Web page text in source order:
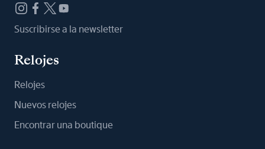
Suscribirse a la newsletter
Relojes
Relojes
Nuevos relojes
Encontrar una boutique